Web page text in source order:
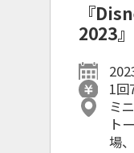
『
2023』
1回
ミ
ト
場